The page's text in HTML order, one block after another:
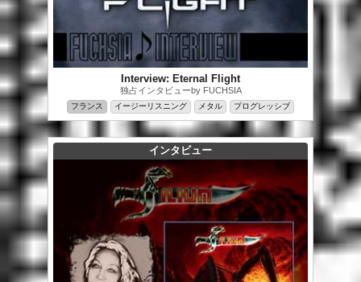
Interview: Eternal Flight
独占インタビューby FUCHSIA
フランス イージーリスニング メタル プログレッシブ
インタビュー